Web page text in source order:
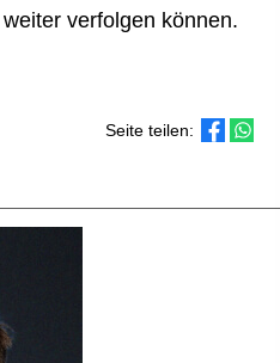
verfolgen können.
Seite teilen: